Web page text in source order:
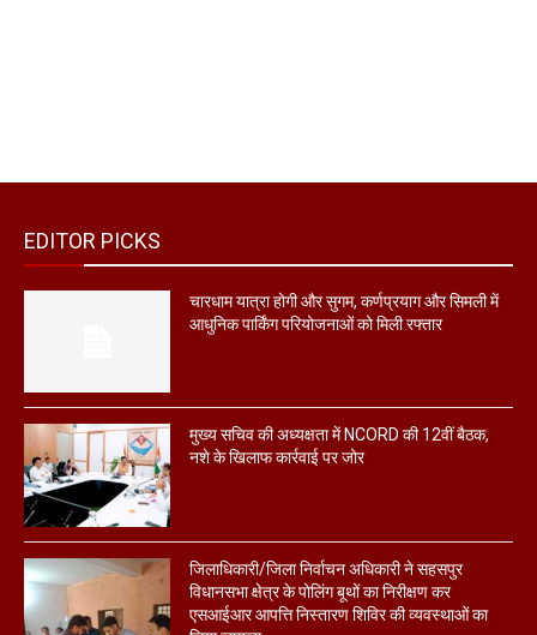
EDITOR PICKS
चारधाम यात्रा होगी और सुगम, कर्णप्रयाग और सिमली में
आधुनिक पार्किंग परियोजनाओं को मिली रफ्तार
मुख्य सचिव की अध्यक्षता में NCORD की 12वीं बैठक,
नशे के खिलाफ कार्रवाई पर जोर
जिलाधिकारी/जिला निर्वाचन अधिकारी ने सहसपुर
विधानसभा क्षेत्र के पोलिंग बूथों का निरीक्षण कर
एसआईआर आपत्ति निस्तारण शिविर की व्यवस्थाओं का